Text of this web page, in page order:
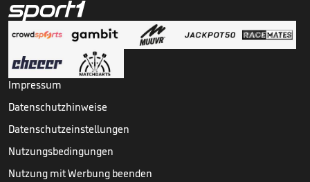
Impressum
Datenschutzhinweise
Datenschutzeinstellungen
Nutzungsbedingungen
Nutzung mit Werbung beenden